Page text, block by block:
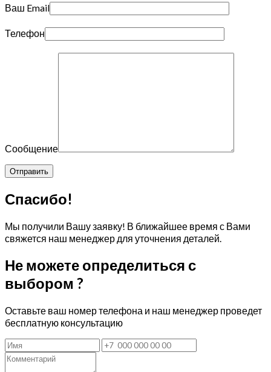
Ваш Email
Телефон
Сообщение
Спасибо!
Мы получили Вашу заявку! В ближайшее время с Вами
свяжется наш менеджер для уточнения деталей.
Не можете определиться с
выбором ?
Оставьте ваш номер телефона и наш менеджер проведет
бесплатную консультацию